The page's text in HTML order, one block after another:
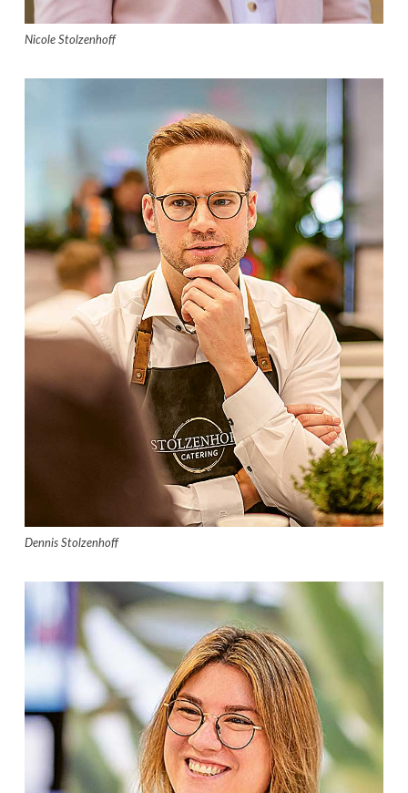
Nicole Stolzenhoff
Dennis Stolzenhoff